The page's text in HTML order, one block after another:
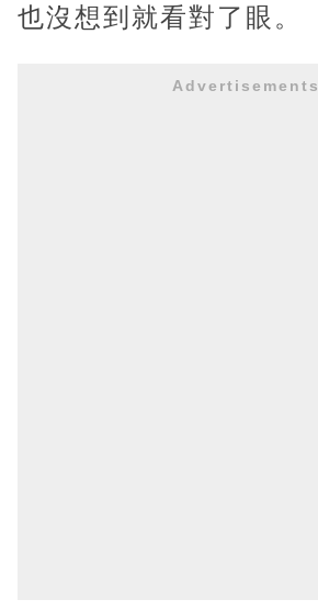
也沒想到就看對了眼。
Advertisements